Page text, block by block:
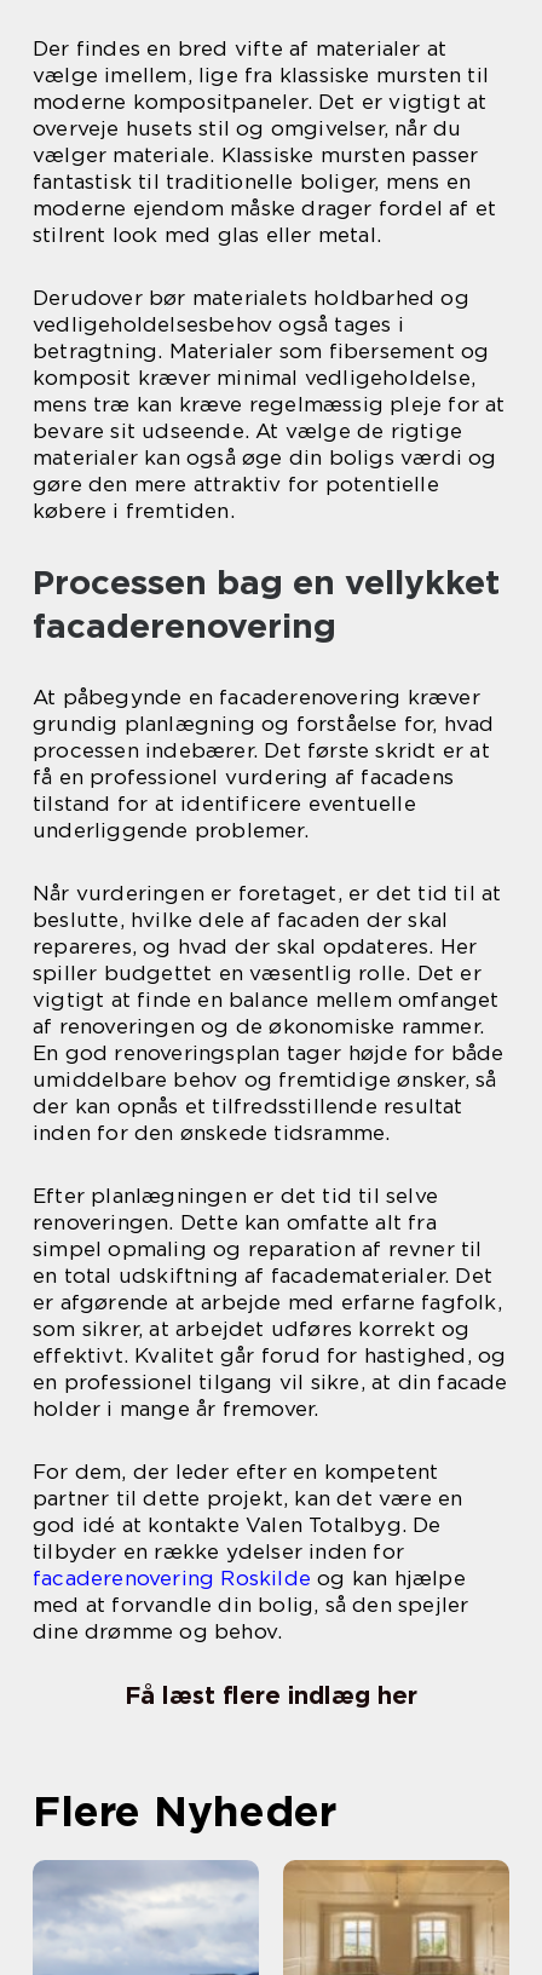
Der findes en bred vifte af materialer at
vælge imellem, lige fra klassiske mursten til
moderne kompositpaneler. Det er vigtigt at
overveje husets stil og omgivelser, når du
vælger materiale. Klassiske mursten passer
fantastisk til traditionelle boliger, mens en
moderne ejendom måske drager fordel af et
stilrent look med glas eller metal.
Derudover bør materialets holdbarhed og
vedligeholdelsesbehov også tages i
betragtning. Materialer som fibersement og
komposit kræver minimal vedligeholdelse,
mens træ kan kræve regelmæssig pleje for at
bevare sit udseende. At vælge de rigtige
materialer kan også øge din boligs værdi og
gøre den mere attraktiv for potentielle
købere i fremtiden.
Processen bag en vellykket
facaderenovering
At påbegynde en facaderenovering kræver
grundig planlægning og forståelse for, hvad
processen indebærer. Det første skridt er at
få en professionel vurdering af facadens
tilstand for at identificere eventuelle
underliggende problemer.
Når vurderingen er foretaget, er det tid til at
beslutte, hvilke dele af facaden der skal
repareres, og hvad der skal opdateres. Her
spiller budgettet en væsentlig rolle. Det er
vigtigt at finde en balance mellem omfanget
af renoveringen og de økonomiske rammer.
En god renoveringsplan tager højde for både
umiddelbare behov og fremtidige ønsker, så
der kan opnås et tilfredsstillende resultat
inden for den ønskede tidsramme.
Efter planlægningen er det tid til selve
renoveringen. Dette kan omfatte alt fra
simpel opmaling og reparation af revner til
en total udskiftning af facadematerialer. Det
er afgørende at arbejde med erfarne fagfolk,
som sikrer, at arbejdet udføres korrekt og
effektivt. Kvalitet går forud for hastighed, og
en professionel tilgang vil sikre, at din facade
holder i mange år fremover.
For dem, der leder efter en kompetent
partner til dette projekt, kan det være en
god idé at kontakte Valen Totalbyg. De
tilbyder en række ydelser inden for
facaderenovering Roskilde og kan hjælpe
med at forvandle din bolig, så den spejler
dine drømme og behov.
Få læst flere indlæg her
Flere Nyheder